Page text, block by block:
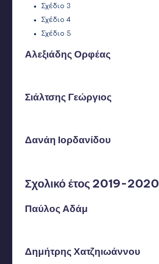
Σχέδιο 3
Σχέδιο 4
Σχέδιο 5
Αλεξιάδης Ορφέας
Σιάλτσης Γεώργιος
Δανάη Ιορδανίδου
Σχολικό έτος 2019-2020
Παύλος Αδάμ
Δημήτρης Χατζηιωάννου